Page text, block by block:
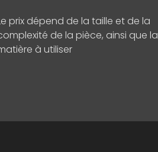
prix dépend de la taille et de la
de la pièce, ainsi que la
à utiliser